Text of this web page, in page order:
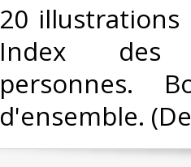
‎20
Index
personnes.
d'ensemble.